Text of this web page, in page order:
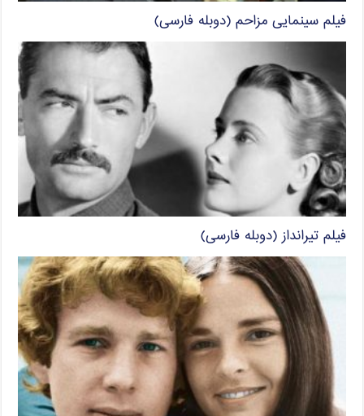
فیلم سینمایی مزاحم (دوبله فارسی)
فیلم تیرانداز (دوبله فارسی)